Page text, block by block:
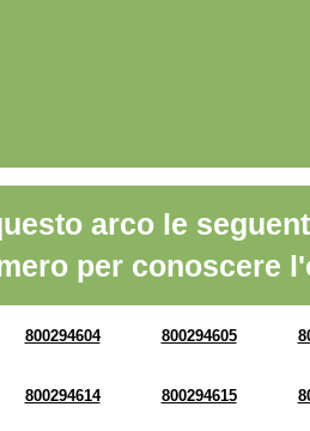
arco le
per conoscere
800294604 800294605
800294614 800294615